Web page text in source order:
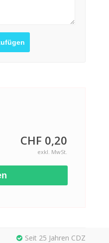
CHF 0,20
exkl. MwSt.
Seit 25 Jahren CDZ